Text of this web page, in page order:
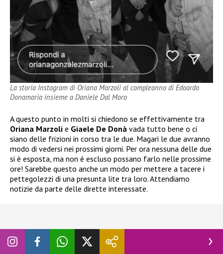
La storia Instagram di Oriana Marzoli al compleanno di Edoardo
Donamaria insieme a Daniele Dal Moro
A questo punto in molti si chiedono se effettivamente tra
Oriana Marzoli e Giaele De Donà vada tutto bene o ci
siano delle frizioni in corso tra le due. Magari le due avranno
modo di vedersi nei prossimi giorni. Per ora nessuna delle due
si è esposta, ma non è escluso possano farlo nelle prossime
ore! Sarebbe questo anche un modo per mettere a tacere i
pettegolezzi di una presunta lite tra loro. Attendiamo
notizie da parte delle dirette interessate.